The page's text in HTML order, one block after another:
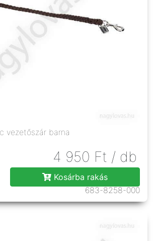
vezetőszár barna
4 950 Ft / db
Kosárba rakás
683-8258-000